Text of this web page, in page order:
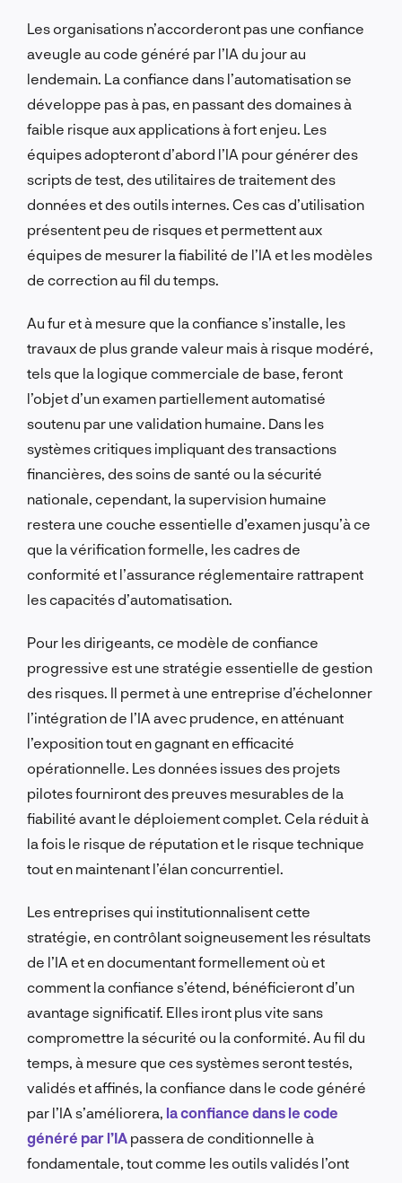
Les organisations n’accorderont pas une confiance
aveugle au code généré par l’IA du jour au
lendemain. La confiance dans l’automatisation se
développe pas à pas, en passant des domaines à
faible risque aux applications à fort enjeu. Les
équipes adopteront d’abord l’IA pour générer des
scripts de test, des utilitaires de traitement des
données et des outils internes. Ces cas d’utilisation
présentent peu de risques et permettent aux
équipes de mesurer la fiabilité de l’IA et les modèles
de correction au fil du temps.
Au fur et à mesure que la confiance s’installe, les
travaux de plus grande valeur mais à risque modéré,
tels que la logique commerciale de base, feront
l’objet d’un examen partiellement automatisé
soutenu par une validation humaine. Dans les
systèmes critiques impliquant des transactions
financières, des soins de santé ou la sécurité
nationale, cependant, la supervision humaine
restera une couche essentielle d’examen jusqu’à ce
que la vérification formelle, les cadres de
conformité et l’assurance réglementaire rattrapent
les capacités d’automatisation.
Pour les dirigeants, ce modèle de confiance
progressive est une stratégie essentielle de gestion
des risques. Il permet à une entreprise d’échelonner
l’intégration de l’IA avec prudence, en atténuant
l’exposition tout en gagnant en efficacité
opérationnelle. Les données issues des projets
pilotes fourniront des preuves mesurables de la
fiabilité avant le déploiement complet. Cela réduit à
la fois le risque de réputation et le risque technique
tout en maintenant l’élan concurrentiel.
Les entreprises qui institutionnalisent cette
stratégie, en contrôlant soigneusement les résultats
de l’IA et en documentant formellement où et
comment la confiance s’étend, bénéficieront d’un
avantage significatif. Elles iront plus vite sans
compromettre la sécurité ou la conformité. Au fil du
temps, à mesure que ces systèmes seront testés,
validés et affinés, la confiance dans le code généré
par l’IA s’améliorera, la confiance dans le code
généré par l’IA passera de conditionnelle à
fondamentale, tout comme les outils validés l’ont